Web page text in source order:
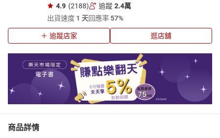
4.9 (2188) 追蹤 2.4萬
出貨速度 1 天回應率57%
追蹤店家 逛店舖
商品詳情